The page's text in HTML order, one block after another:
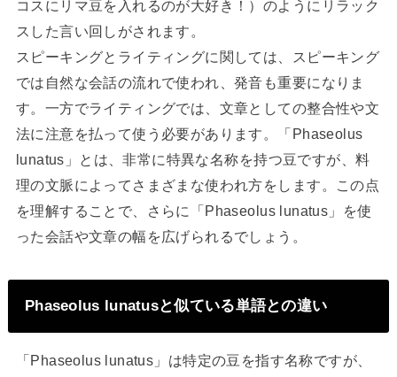
コスにリマ豆を入れるのが大好き！）のようにリラック
スした言い回しがされます。
スピーキングとライティングに関しては、スピーキング
では自然な会話の流れで使われ、発音も重要になりま
す。一方でライティングでは、文章としての整合性や文
法に注意を払って使う必要があります。「Phaseolus
lunatus」とは、非常に特異な名称を持つ豆ですが、料
理の文脈によってさまざまな使われ方をします。この点
を理解することで、さらに「Phaseolus lunatus」を使
った会話や文章の幅を広げられるでしょう。
Phaseolus lunatusと似ている単語との違い
「Phaseolus lunatus」は特定の豆を指す名称ですが、